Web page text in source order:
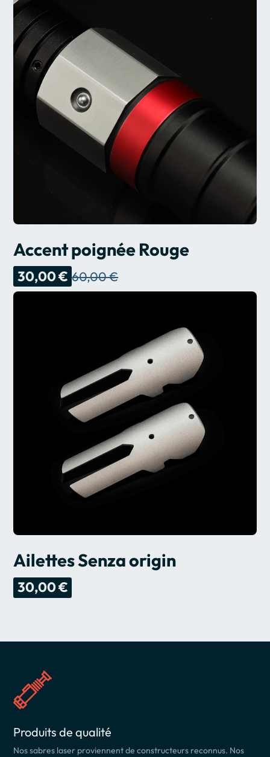
Accent poignée Rouge
30,00 € 60,00 €
Ailettes Senza origin
30,00 €
Produits de qualité
Nos sabres laser proviennent de constructeurs reconnus. Nos